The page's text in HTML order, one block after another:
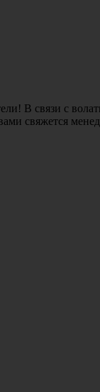
В связи с
свяжется